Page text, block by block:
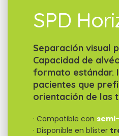
SPD
Separación visual
Capacidad de
formato estándar.
pacientes que
orientación de las
· Compatible con
· Disponible en blíster